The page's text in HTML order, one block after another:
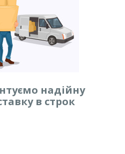
надійну
в строк